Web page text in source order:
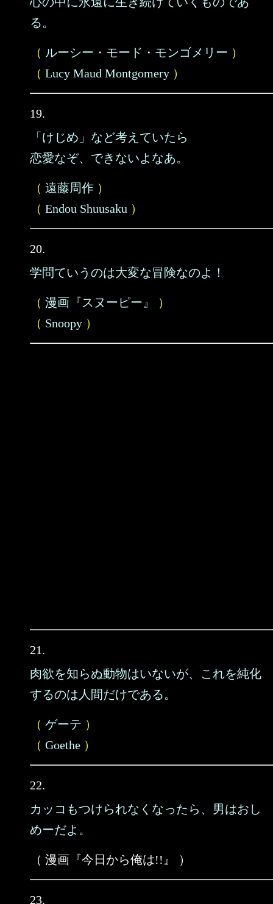
る。
（ ルーシー・モード・モンゴメリー ）
（ Lucy Maud Montgomery ）
19.
「けじめ」など考えていたら
恋愛なぞ、できないよなあ。
（ 遠藤周作 ）
（ Endou Shuusaku ）
20.
学問ていうのは大変な冒険なのよ！
（ 漫画『スヌーピー』
）
（ Snoopy ）
21.
肉欲を知らぬ動物はいないが、これを純化
するのは人間だけである。
（ ゲーテ ）
（ Goethe ）
22.
カッコもつけられなくなったら、男はおし
めーだよ。
（ 漫画『今日から俺は!!』 ）
23.